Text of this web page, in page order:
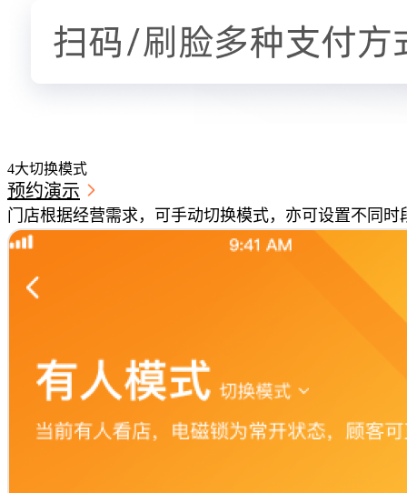
4大切换模式
预约演示
门店根据经营需求，可手动切换模式，亦可设置不同时